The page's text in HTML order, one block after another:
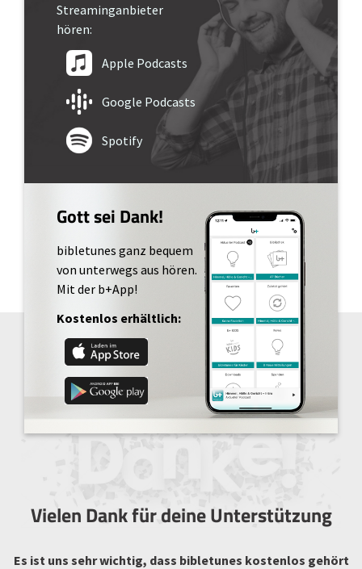
Streaminganbieter
hören:
Apple Podcasts
Google Podcasts
Spotify
Gott sei Dank!
bibletunes ganz bequem
von unterwegs aus hören.
Mit der b+App!
Kostenlos erhältlich:
Vielen Dank für deine Unterstützung
Es ist uns sehr wichtig, dass bibletunes kostenlos gehört